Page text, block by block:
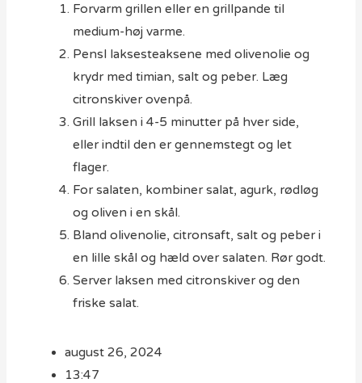
Forvarm grillen eller en grillpande til
medium-høj varme.
Pensl laksesteaksene med olivenolie og
krydr med timian, salt og peber. Læg
citronskiver ovenpå.
Grill laksen i 4-5 minutter på hver side,
eller indtil den er gennemstegt og let
flager.
For salaten, kombiner salat, agurk, rødløg
og oliven i en skål.
Bland olivenolie, citronsaft, salt og peber i
en lille skål og hæld over salaten. Rør godt.
Server laksen med citronskiver og den
friske salat.
august 26, 2024
13:47